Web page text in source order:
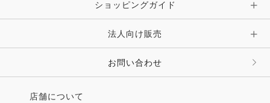
ショッピングガイド
法人向け販売
お問い合わせ
店舗について